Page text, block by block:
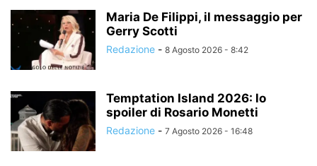
Maria De Filippi, il messaggio per
Gerry Scotti
Redazione - 8 Agosto 2026 - 8:42
Temptation Island 2026: lo
spoiler di Rosario Monetti
Redazione - 7 Agosto 2026 - 16:48